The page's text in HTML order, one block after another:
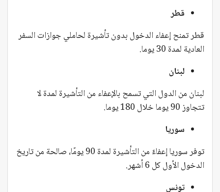
قطر
قطر تمنح إعفاء الدخول بدون تأشيرة لحاملي جوازات السفر
العادية لمدة 30 يوما.
لبنان
لبنان من الدول التي تسمح بالإعفاء من التأشيرة لمدة لا
تتجاوز 90 يوما خلال 180 يوما.
سوريا
توفر سوريا إعفاءً من التأشيرة لمدة 90 يومًا، صالحة من تاريخ
الدخول الأول كل 6 أشهر.
تونس